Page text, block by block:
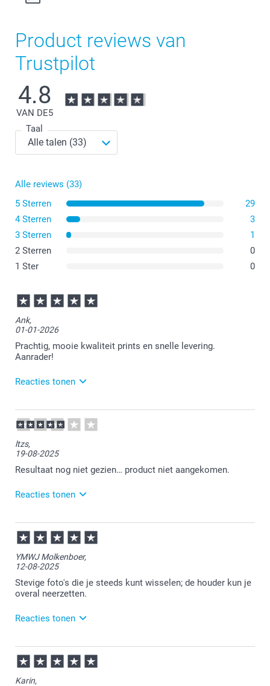
Product reviews van
Trustpilot
4.8
VAN DE5
Taal
Alle reviews (33)
5 Sterren
29
4 Sterren
3
3 Sterren
1
2 Sterren
0
1 Ster
0
Ank,
01-01-2026
Prachtig, mooie kwaliteit prints en snelle levering.
Aanrader!
Reacties tonen
02-01-2026
12:47
Bedankt voor je review. Heel fijn dat je blij bent met
ltzs,
19-08-2025
Resultaat nog niet gezien… product niet aangekomen.
Reacties tonen
20-08-2025
11:02
Bedankt voor je review. Ik zie dat je inmiddels de
kaarten in ontvangst hebt genomen. Hopelijk zijn ze
naar wens. Heel veel plezier er van!
YMWJ Molkenboer,
12-08-2025
Stevige foto's die je steeds kunt wisselen; de houder kun je
overal neerzetten.
Reacties tonen
13-08-2025
09:09
Wat fijn dat je zo tevreden bent over je bestelling.
Karin,